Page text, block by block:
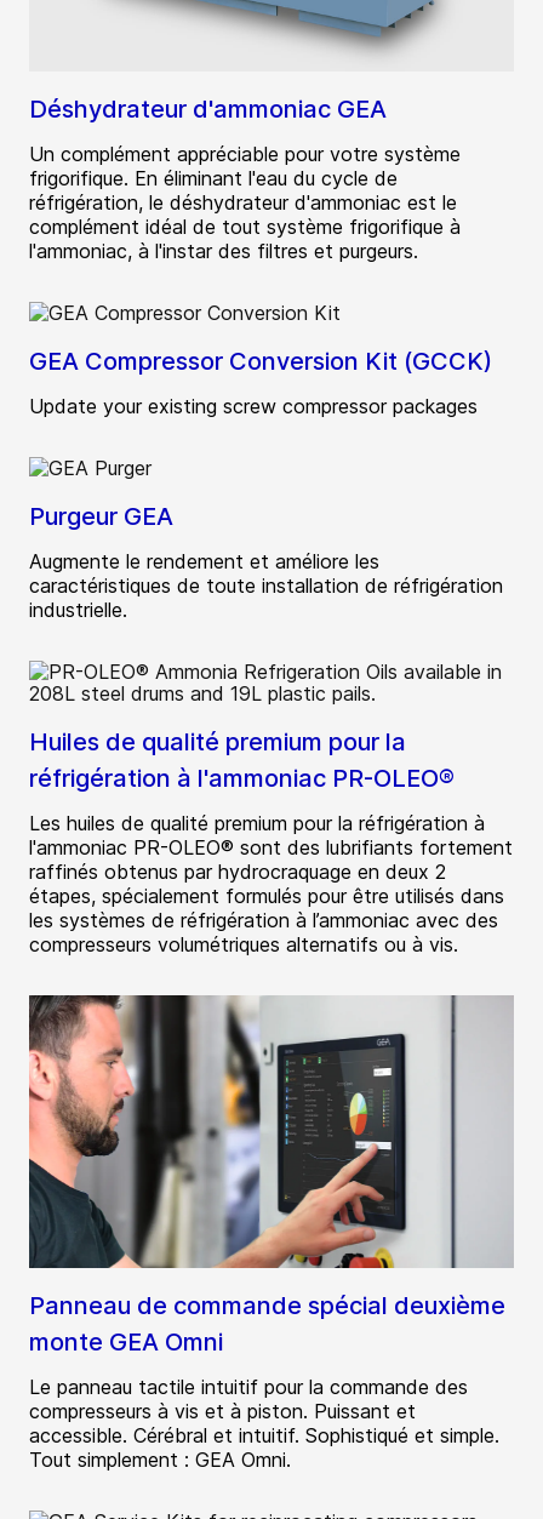
Déshydrateur d'ammoniac GEA
Un complément appréciable pour votre système
frigorifique. En éliminant l'eau du cycle de
réfrigération, le déshydrateur d'ammoniac est le
complément idéal de tout système frigorifique à
l'ammoniac, à l'instar des filtres et purgeurs.
GEA Compressor Conversion Kit (GCCK)
Update your existing screw compressor packages
Purgeur GEA
Augmente le rendement et améliore les
caractéristiques de toute installation de réfrigération
industrielle.
Huiles de qualité premium pour la
réfrigération à l'ammoniac PR-OLEO®
Les huiles de qualité premium pour la réfrigération à
l'ammoniac PR-OLEO® sont des lubrifiants fortement
raffinés obtenus par hydrocraquage en deux 2
étapes, spécialement formulés pour être utilisés dans
les systèmes de réfrigération à l’ammoniac avec des
compresseurs volumétriques alternatifs ou à vis.
Panneau de commande spécial deuxième
monte GEA Omni
Le panneau tactile intuitif pour la commande des
compresseurs à vis et à piston. Puissant et
accessible. Cérébral et intuitif. Sophistiqué et simple.
Tout simplement : GEA Omni.